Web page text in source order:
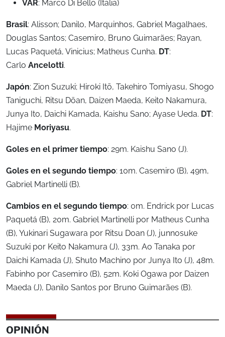
VAR: Marco Di Bello (Italia)
Brasil: Alisson; Danilo, Marquinhos, Gabriel Magalhaes,
Douglas Santos; Casemiro, Bruno Guimarães; Rayan,
Lucas Paquetá, Vinicius; Matheus Cunha. DT:
Carlo Ancelotti.
Japón: Zion Suzuki; Hiroki Itō, Takehiro Tomiyasu, Shogo
Taniguchi, Ritsu Dōan, Daizen Maeda, Keito Nakamura,
Junya Ito, Daichi Kamada, Kaishu Sano; Ayase Ueda. DT:
Hajime Moriyasu.
Goles en el primer tiempo: 29m. Kaishu Sano (J).
Goles en el segundo tiempo: 10m. Casemiro (B), 49m,
Gabriel Martinelli (B).
Cambios en el segundo tiempo: 0m. Endrick por Lucas
Paquetá (B), 20m. Gabriel Martinelli por Matheus Cunha
(B), Yukinari Sugawara por Ritsu Doan (J), junnosuke
Suzuki por Keito Nakamura (J), 33m. Ao Tanaka por
Daichi Kamada (J), Shuto Machino por Junya Ito (J), 48m.
Fabinho por Casemiro (B), 52m. Koki Ogawa por Daizen
Maeda (J), Danilo Santos por Bruno Guimarães (B).
OPINIÓN